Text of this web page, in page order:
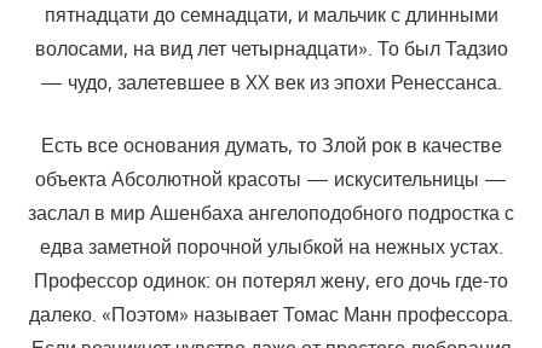
пятнадцати до семнадцати, и мальчик с длинными
волосами, на вид лет четырнадцати». То был Тадзио
— чудо, залетевшее в XX век из эпохи Ренессанса.
Есть все основания думать, то Злой рок в качестве
объекта Абсолютной красоты — искусительницы —
заслал в мир Ашенбаха ангелоподобного подростка с
едва заметной порочной улыбкой на нежных устах.
Профессор одинок: он потерял жену, его дочь где-то
далеко. «Поэтом» называет Томас Манн профессора.